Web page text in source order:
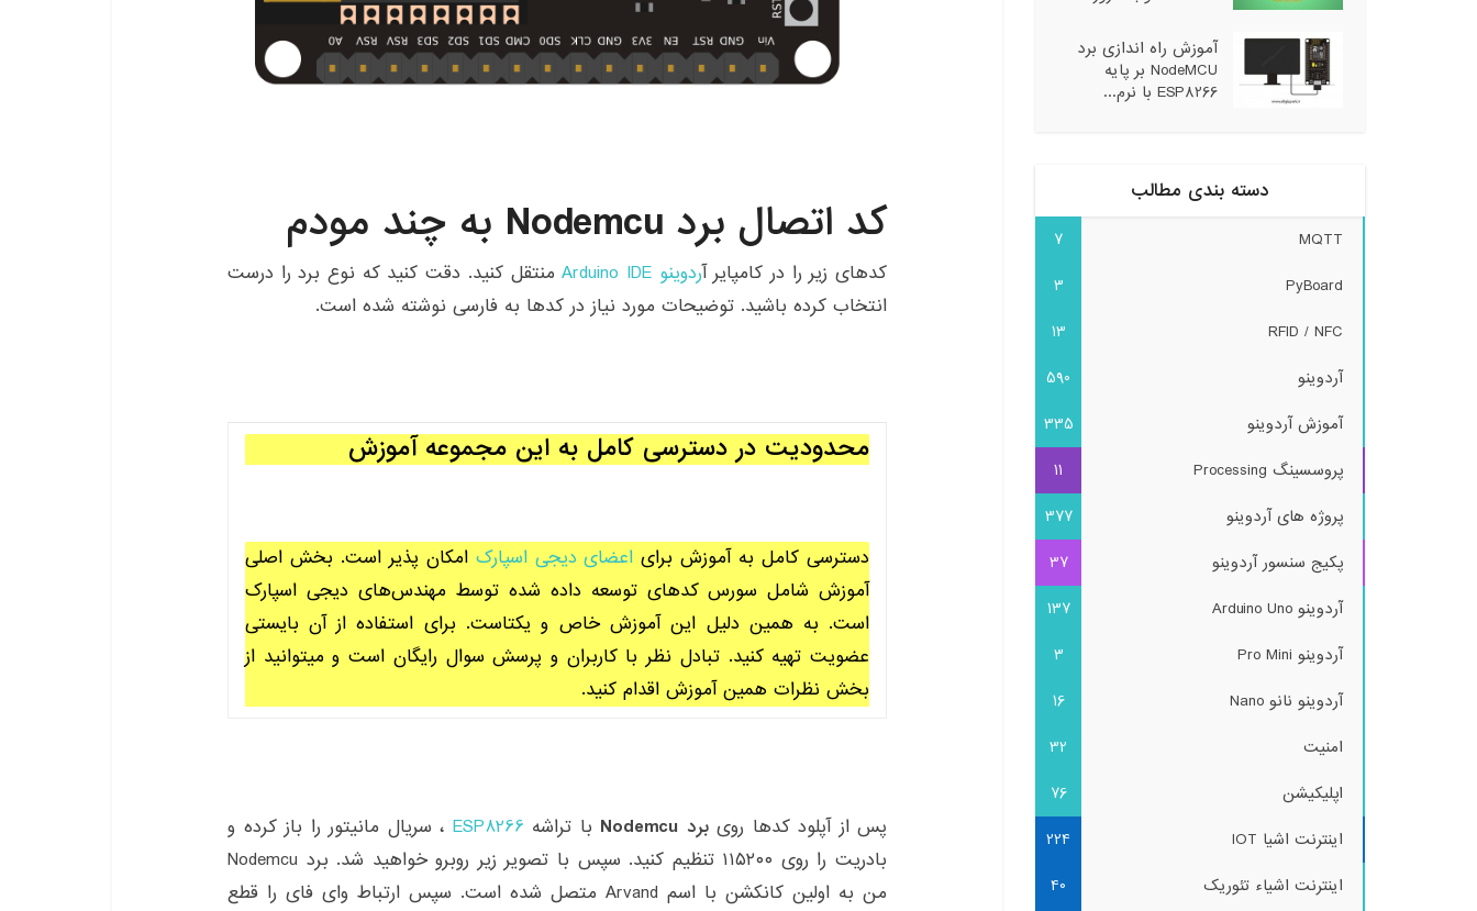
کد اتصال برد Nodemcu به چند مودم
کدهای زیر را در کامپایر آردوینو Arduino IDE
منتقل کنید. دقت کنید که نوع برد را درست
انتخاب کرده باشید. توضیحات مورد نیاز در کدها به فارسی نوشته شده است.
محدودیت در دسترسی کامل به این مجموعه آموزش
دسترسی کامل به آموزش برای اعضای دیجی اسپارک امکان پذیر است. بخش اصلی
آموزش شامل سورس کدهای توسعه داده شده توسط مهندس‌های دیجی اسپارک
است. به همین دلیل این آموزش خاص و یکتاست. برای استفاده از آن بایستی
عضویت تهیه کنید. تبادل نظر با کاربران و پرسش سوال رایگان است و میتوانید از
بخش نظرات همین آموزش اقدام کنید.
پس از آپلود کدها رویبرد Nodemcu با تراشه ESP8266 ، سریال مانیتور را باز کرده و
بادریت را روی ۱۱۵۲۰۰ تنظیم کنید. سپس با تصویر زیر روبرو خواهید شد. برد Nodemcu
من به اولین کانکشن با اسم Arvand متصل شده است. سپس ارتباط وای فای را قطع
آموزش راه اندازی برد
NodeMCU بر پایه
ESP8266 با نرم...
دسته بندی مطالب
MQTT
7
PyBoard
3
RFID / NFC
13
آردوینو
590
آموزش آردوینو
335
پروسسینگ Processing
11
پروژه های آردوینو
377
پکیج سنسور آردوینو
37
آردوینو Arduino Uno
137
آردوینو Pro Mini
3
آردوینو نانو Nano
16
امنیت
32
اپلیکیشن
76
اینترنت اشیا IOT
224
اینترنت اشیاء تئوریک
40